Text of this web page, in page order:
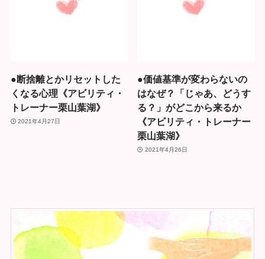
●断捨離とかリセットした
くなる心理《アビリティ・
トレーナー栗山葉湖》
2021年4月27日
●価値基準が変わらないの
はなぜ？「じゃあ、どうす
る？」がどこから来るか
《アビリティ・トレーナー
栗山葉湖》
2021年4月26日